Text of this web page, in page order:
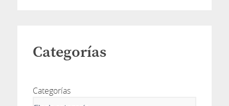
Categorías
Categorías